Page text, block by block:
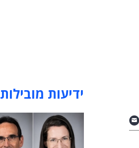
ידיעות מובילות